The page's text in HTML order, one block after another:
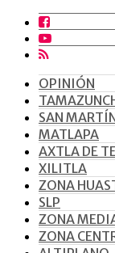
OPINIÓN
SAN
MATLAPA
AXTLA DE
XILITLA
ZONA
SLP
ZONA
ZONA